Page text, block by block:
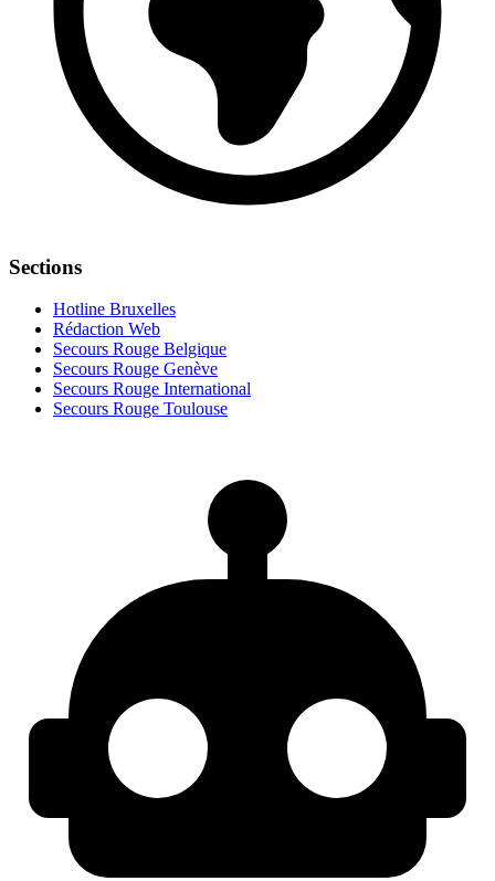
Sections
Hotline Bruxelles
Rédaction Web
Secours Rouge Belgique
Secours Rouge Genève
Secours Rouge International
Secours Rouge Toulouse